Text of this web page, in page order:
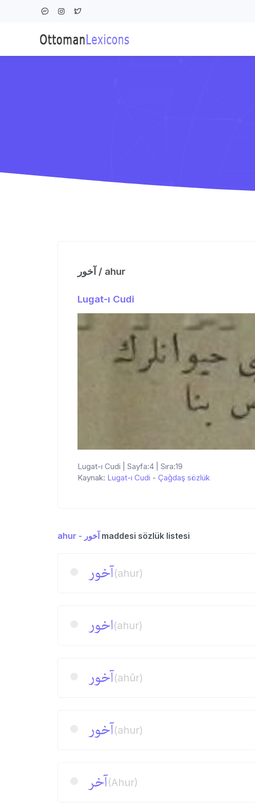
آخور / ahur
Lugat-ı Cudi
Lugat-ı Cudi | Sayfa:4 | Sıra:19
Kaynak: Lugat-ı Cudi - Çağdaş sözlük
ahur - آخور maddesi sözlük listesi
آخور(ahur)
اخور(ahur)
آخور(ahûr)
آخور(ahur)
آخر(Ahur)